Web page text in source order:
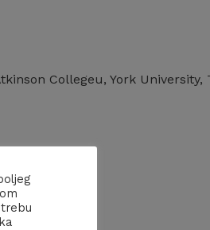
Collegeu, York University,